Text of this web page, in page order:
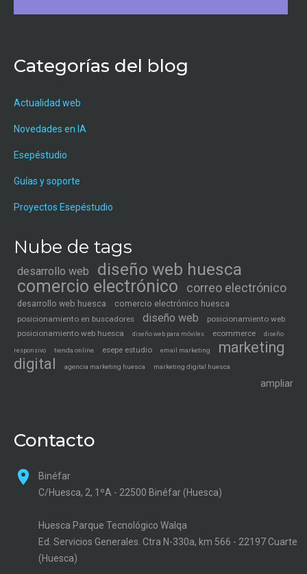
Categorías del blog
Actualidad web
Novedades en IA
Esepéstudio
Guías y soporte
Proyectos Esepéstudio
Nube de tags
desarrollo web
diseño web huesca
comercio electrónico
correo electrónico
desarrollo web huesca comercio electrónico huesca
posicionamiento en buscadores diseño web
posicionamiento web
posicionamiento web huesca
diseño web para móviles ecommerce diseño
responsivo tienda online esepe estudio email marketing
marketing
digital
agencia marketing huesca marketing digital huesca
ampliar
Contacto
Binéfar
C/Huesca, 2, 1ºA - 22500 Binéfar (Huesca)
Huesca Parque Tecnológico Walqa
Ed. Servicios Generales. Ctra N-330a, km 566 - 22197 Cuarte
(Huesca)